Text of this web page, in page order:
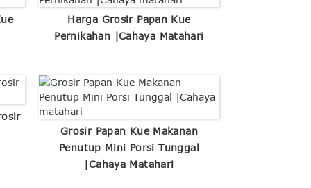
Harga Grosir Papan Kue
Pernikahan |Cahaya Matahari
Grosir Papan Kue Makanan
Penutup Mini Porsi Tunggal
|Cahaya Matahari